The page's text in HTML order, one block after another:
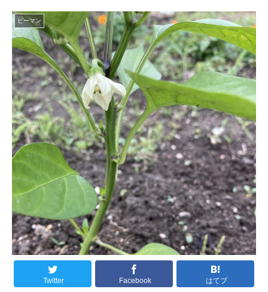
ピーマン
Twitter Facebook はてブ